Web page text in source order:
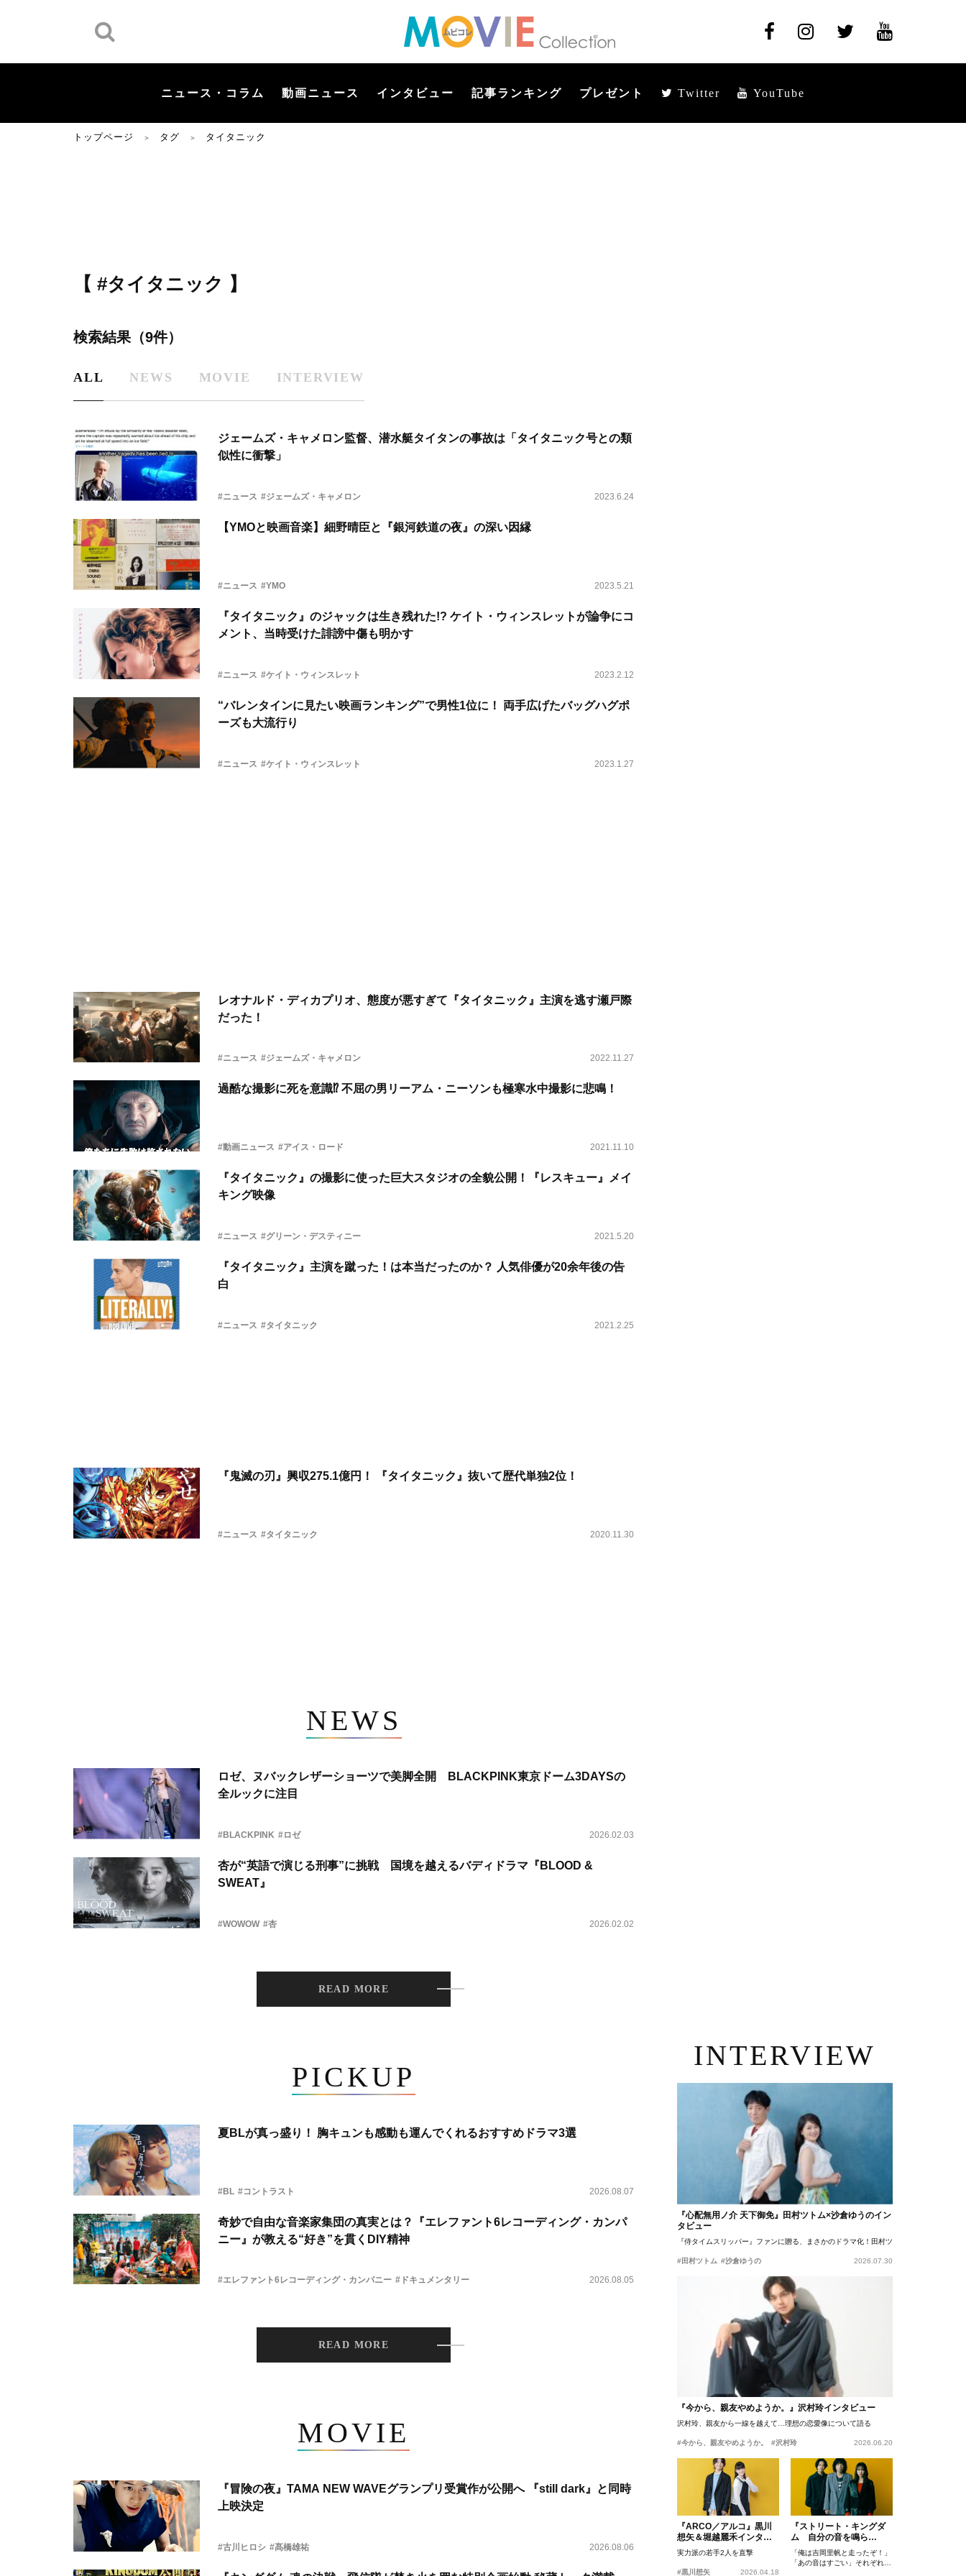
ニュース・コラム 動画ニュース インタビュー 記事ランキング プレゼント Twitter YouTube
トップページ ＞ タグ ＞ タイタニック
【 #タイタニック 】
検索結果（9件）
ALL NEWS MOVIE INTERVIEW
ジェームズ・キャメロン監督、潜水艇タイタンの事故は「タイタニック号との類
似性に衝撃」
#ニュース #ジェームズ・キャメロン 2023.6.24
【YMOと映画音楽】細野晴臣と『銀河鉄道の夜』の深い因縁
#ニュース #YMO 2023.5.21
『タイタニック』のジャックは生き残れた!? ケイト・ウィンスレットが論争にコ
メント、当時受けた誹謗中傷も明かす
#ニュース #ケイト・ウィンスレット 2023.2.12
“バレンタインに見たい映画ランキング”で男性1位に！ 両手広げたバッグハグポ
ーズも大流行り
#ニュース #ケイト・ウィンスレット 2023.1.27
レオナルド・ディカプリオ、態度が悪すぎて『タイタニック』主演を逃す瀬戸際
だった！
#ニュース #ジェームズ・キャメロン 2022.11.27
過酷な撮影に死を意識⁉ 不屈の男リーアム・ニーソンも極寒水中撮影に悲鳴！
#動画ニュース #アイス・ロード 2021.11.10
『タイタニック』の撮影に使った巨大スタジオの全貌公開！『レスキュー』メイ
キング映像
#ニュース #グリーン・デスティニー 2021.5.20
『タイタニック』主演を蹴った！は本当だったのか？ 人気俳優が20余年後の告
白
#ニュース #タイタニック 2021.2.25
『鬼滅の刃』興収275.1億円！ 『タイタニック』抜いて歴代単独2位！
#ニュース #タイタニック 2020.11.30
NEWS
ロゼ、ヌバックレザーショーツで美脚全開 BLACKPINK東京ドーム3DAYSの
全ルックに注目
#BLACKPINK #ロゼ 2026.02.03
杏が“英語で演じる刑事”に挑戦 国境を越えるバディドラマ『BLOOD &
SWEAT』
#WOWOW #杏 2026.02.02
READ MORE
PICKUP
夏BLが真っ盛り！ 胸キュンも感動も運んでくれるおすすめドラマ3選
#BL #コントラスト 2026.08.07
奇妙で自由な音楽家集団の真実とは？『エレファント6レコーディング・カンパ
ニー』が教える“好き”を貫くDIY精神
#エレファント6レコーディング・カンパニー #ドキュメンタリー 2026.08.05
READ MORE
MOVIE
『冒険の夜』TAMA NEW WAVEグランプリ受賞作が公開へ 『still dark』と同時
上映決定
#古川ヒロシ #髙橋雄祐 2026.08.06
INTERVIEW
『心配無用ノ介 天下御免』田村ツトム×沙倉ゆうのイン
タビュー
『侍タイムスリッパー』ファンに贈る、まさかのドラマ化！田村ツトム×沙倉ゆうのが語
#田村ツトム #沙倉ゆうの 2026.07.30
『今から、親友やめようか。』沢村玲インタビュー
沢村玲、親友から一線を越えて…理想の恋愛像について語る
#今から、親友やめようか。 #沢村玲 2026.06.20
『ARCO／アルコ』黒川
想矢＆堀越麗禾インタビ
ュー
実力派の若手2人を直撃
#黒川想矢 2026.04.18
『ストリート・キングダ
ム 自分の音を鳴ら
せ。』峯田和伸、若葉竜
也、吉岡里帆インタビュ
ー
「俺は吉岡里帆と走ったぞ！」
「あの音はすごい」それぞれの